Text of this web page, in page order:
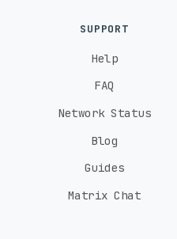
SUPPORT
Help
FAQ
Network Status
Blog
Guides
Matrix Chat